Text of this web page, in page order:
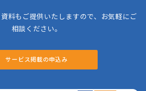
料もご提供いたしますので、お気軽にご
相談ください。
サービス掲載の申込み